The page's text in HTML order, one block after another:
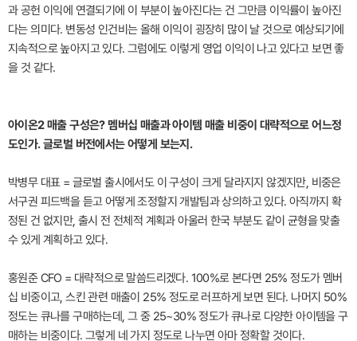
과 공헌 이익에 연결되기에 이 부분이 높아진다는 건 그만큼 이익률이 높아진
다는 의미다. 변동성 인건비는 올해 이익이 굉장히 많이 날 것으로 예상되기에
지속적으로 높아지고 있다. 그럼에도 이렇게 영업 이익이 나고 있다고 보면 좋
을 것 같다.
아이온2 매출 구성은? 멤버십 매출과 아이템 매출 비중이 대략적으로 어느정
도인가. 글로벌 버전에서는 어떻게 보는지.
박병무 대표 = 글로벌 출시에서도 이 구성이 크게 달라지지 않겠지만, 비중은
서구권 피드백을 듣고 어떻게 조정할지 개발팀과 상의하고 있다. 아직까지 확
정된 건 없지만, 출시 전 전체적 계획과 아울러 한국 부분도 같이 균형을 맞출
수 있게 계획하고 있다.
홍원준 CFO = 대략적으로 말씀드리겠다. 100%로 본다면 25% 정도가 멤버
십 비중이고, 스킨 관련 매출이 25% 정도로 러프하게 보면 된다. 나머지 50%
정도는 큐나를 구매하는데, 그 중 25~30% 정도가 큐나로 다양한 아이템을 구
매하는 비중이다. 그렇게 네 가지 정도로 나누면 아마 정확할 것이다.